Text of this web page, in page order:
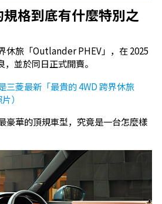
格到底有什麼特別之
休旅「Outlander PHEV」，在 2025
並於同日正式開賣。
三菱最新「最貴的 4WD 跨界休旅
）
豪華的頂規車型，究竟是一台怎麼樣